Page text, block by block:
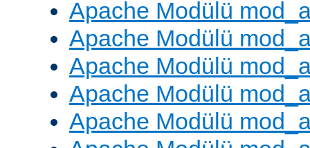
Apache Modülü
Apache Modülü
Apache Modülü
Apache Modülü
Apache Modülü